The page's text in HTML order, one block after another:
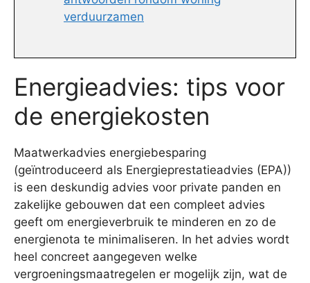
verduurzamen
Energieadvies: tips voor
de energiekosten
Maatwerkadvies energiebesparing
(geïntroduceerd als Energieprestatieadvies (EPA))
is een deskundig advies voor private panden en
zakelijke gebouwen dat een compleet advies
geeft om energieverbruik te minderen en zo de
energienota te minimaliseren. In het advies wordt
heel concreet aangegeven welke
vergroeningsmaatregelen er mogelijk zijn, wat de